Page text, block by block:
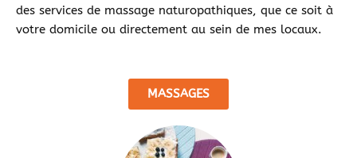
des services de massage naturopathiques, que ce soit à
votre domicile ou directement au sein de mes locaux.
MASSAGES